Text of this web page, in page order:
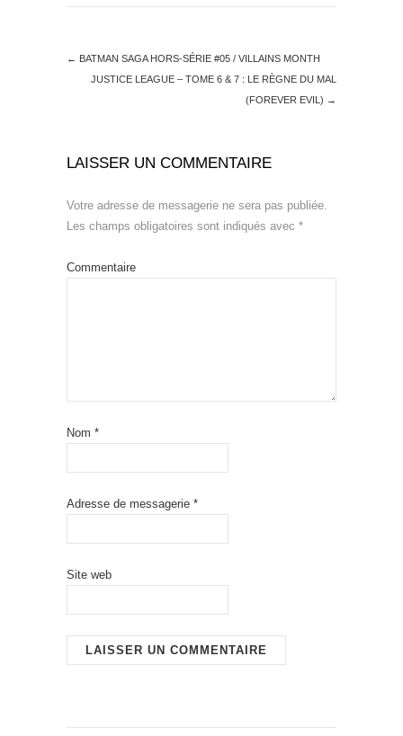
← BATMAN SAGA HORS-SÉRIE #05 / VILLAINS MONTH
JUSTICE LEAGUE – TOME 6 & 7 : LE RÈGNE DU MAL
(FOREVER EVIL) →
LAISSER UN COMMENTAIRE
Votre adresse de messagerie ne sera pas publiée.
Les champs obligatoires sont indiqués avec *
Commentaire
Nom *
Adresse de messagerie *
Site web